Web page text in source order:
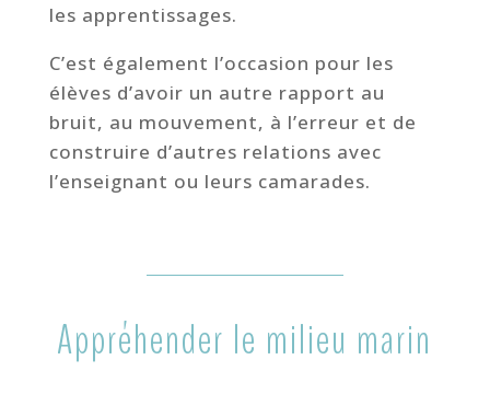
les apprentissages.
C’est également l’occasion pour les
élèves d’avoir un autre rapport au
bruit, au mouvement, à l’erreur et de
construire d’autres relations avec
l’enseignant ou leurs camarades.
Appréhender le milieu marin